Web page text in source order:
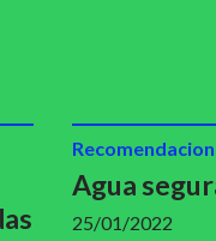
Agua
25/01/2022